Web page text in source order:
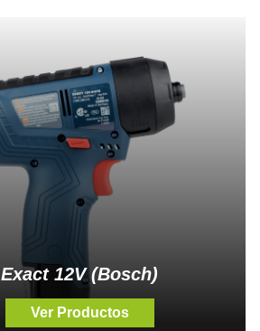
Exact 12V (Bosch)
Ver Productos